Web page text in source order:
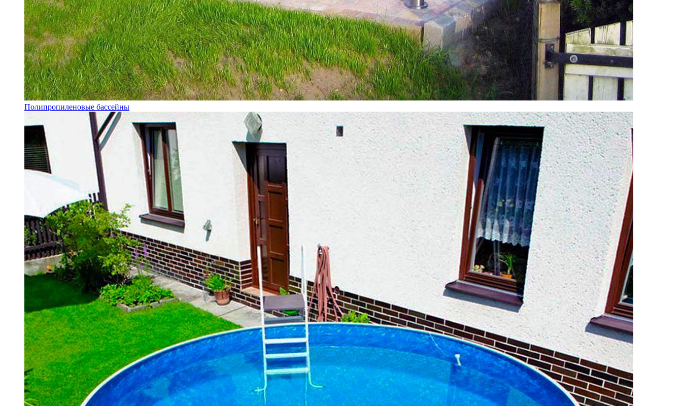
Полипропиленовые бассейны